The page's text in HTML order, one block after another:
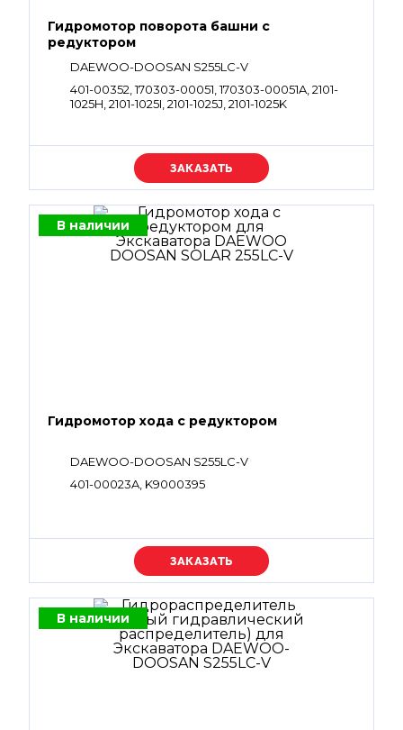
Гидромотор поворота башни с
редуктором
DAEWOO-DOOSAN S255LC-V
401-00352, 170303-00051, 170303-00051A, 2101-
1025H, 2101-1025I, 2101-1025J, 2101-1025K
Уточняйте цену
В наличии
Гидромотор хода с редуктором
DAEWOO-DOOSAN S255LC-V
401-00023A, K9000395
Уточняйте цену
В наличии